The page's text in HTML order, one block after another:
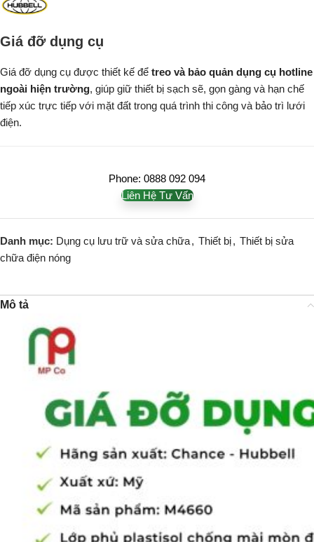
Giá đỡ dụng cụ
Giá đỡ dụng cụ được thiết kế để treo và bảo quản dụng cụ hotline
ngoài hiện trường, giúp giữ thiết bị sạch sẽ, gọn gàng và hạn chế
tiếp xúc trực tiếp với mặt đất trong quá trình thi công và bảo trì lưới
điện.
Phone: 0888 092 094
Liên Hệ Tư Vấn
Danh mục: Dụng cụ lưu trữ và sửa chữa, Thiết bị, Thiết bị sửa
chữa điện nóng
Mô tả